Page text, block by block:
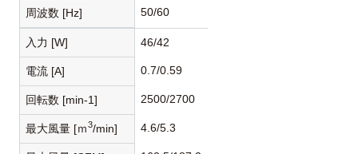
周波数 [Hz] 50/60
入力 [W] 46/42
電流 [A] 0.7/0.59
回転数 [min-1] 2500/2700
最大風量 [ｍ3/min] 4.6/5.3